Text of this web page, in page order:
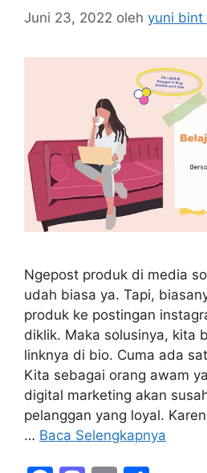
Juni 23, 2022 oleh yuni bint
Ngepost produk di media
udah biasa ya. Tapi,
produk ke postingan
diklik. Maka solusinya, kita
linknya di bio. Cuma ada
Kita sebagai orang awam
digital marketing akan
pelanggan yang loyal.
… Baca Selengkapnya